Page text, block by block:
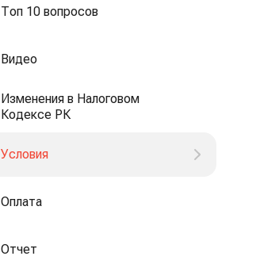
Топ 10 вопросов
Видео
Изменения в Налоговом
Кодексе РК
Условия
Оплата
Отчет